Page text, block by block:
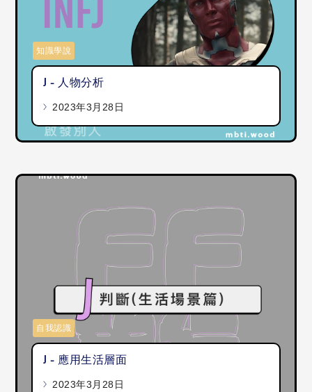
J - 人物分析
2023年3月28日
知識學說
J - 應用生活層面
2023年3月28日
自我認識